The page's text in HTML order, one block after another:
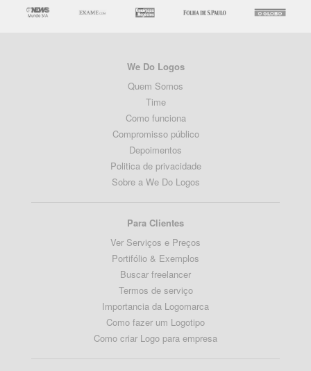
We Do Logos
Quem Somos
Time
Como funciona
Compromisso público
Depoimentos
Politica de privacidade
Sobre a We Do Logos
Para Clientes
Ver Serviços e Preços
Portifólio & Exemplos
Buscar freelancer
Termos de serviço
Importancia da Logomarca
Como fazer um Logotipo
Como criar Logo para empresa